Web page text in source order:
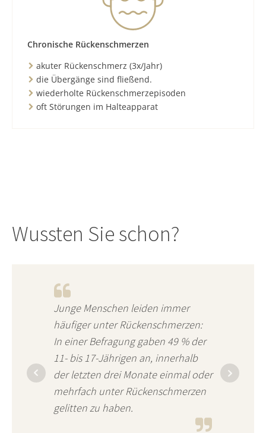
Chronische Rückenschmerzen
akuter Rückenschmerz (3x/Jahr)
die Übergänge sind fließend.
wiederholte Rückenschmerzepisoden
oft Störungen im Halteapparat
Wussten Sie schon?
Junge Menschen leiden immer
häufiger unter Rückenschmerzen:
In einer Befragung gaben 49 % der
11- bis 17-Jährigen an, innerhalb
der letzten drei Monate einmal oder
mehrfach unter Rückenschmerzen
gelitten zu haben.